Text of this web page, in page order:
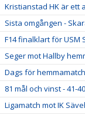
Kristianstad HK är ett
Sista omgången -
F14 finalklart för USM
Seger mot Hallby
Dags för
81 mål och vinst - 41-
Ligamatch mot IK